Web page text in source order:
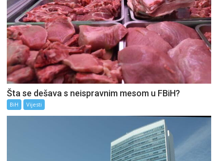
Šta se dešava s neispravnim mesom u FBiH?
BiH Vijesti